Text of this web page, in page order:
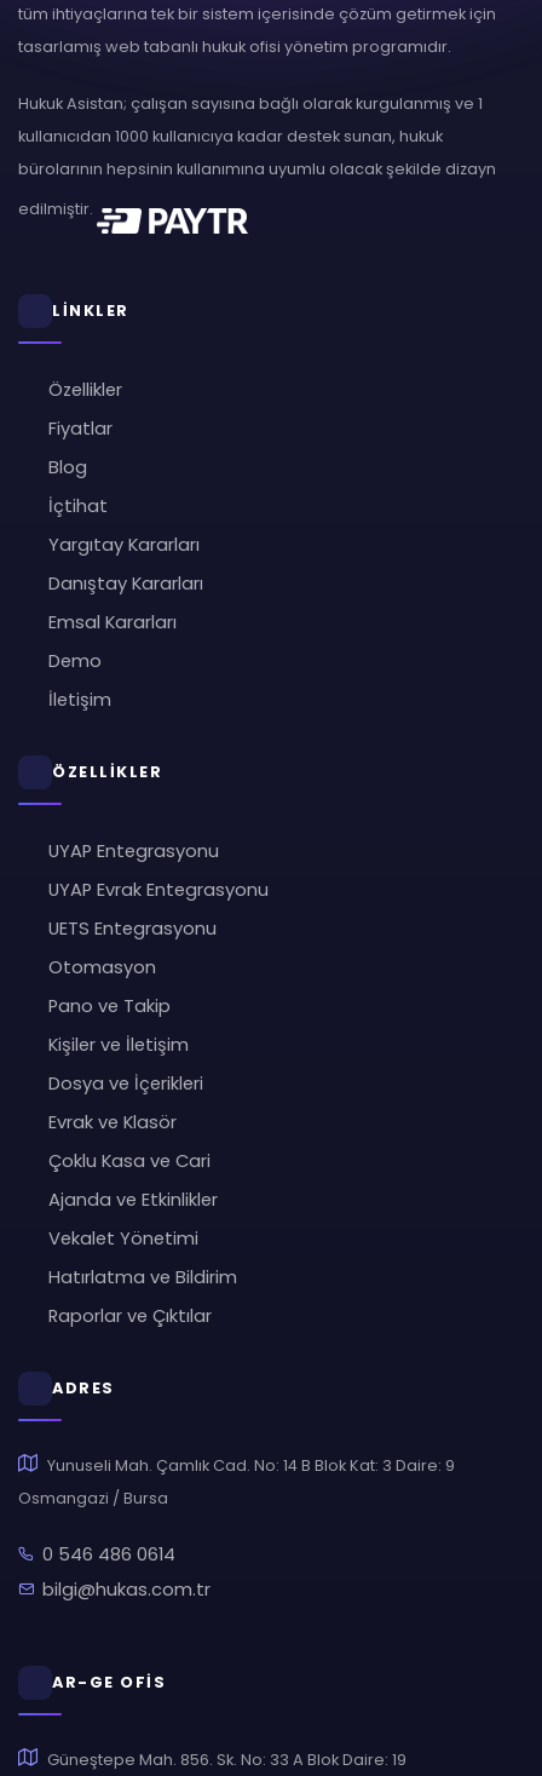
tüm ihtiyaçlarına tek bir sistem içerisinde çözüm getirmek için
tasarlamış web tabanlı hukuk ofisi yönetim programıdır.
Hukuk Asistan; çalışan sayısına bağlı olarak kurgulanmış ve 1
kullanıcıdan 1000 kullanıcıya kadar destek sunan, hukuk
bürolarının hepsinin kullanımına uyumlu olacak şekilde dizayn
edilmiştir.
LİNKLER
Özellikler
Fiyatlar
Blog
İçtihat
Yargıtay Kararları
Danıştay Kararları
Emsal Kararları
Demo
İletişim
ÖZELLİKLER
UYAP Entegrasyonu
UYAP Evrak Entegrasyonu
UETS Entegrasyonu
Otomasyon
Pano ve Takip
Kişiler ve İletişim
Dosya ve İçerikleri
Evrak ve Klasör
Çoklu Kasa ve Cari
Ajanda ve Etkinlikler
Vekalet Yönetimi
Hatırlatma ve Bildirim
Raporlar ve Çıktılar
ADRES
Yunuseli Mah. Çamlık Cad. No: 14 B Blok Kat: 3 Daire: 9
Osmangazi / Bursa
0 546 486 0614
bilgi@hukas.com.tr
AR-GE OFİS
Güneştepe Mah. 856. Sk. No: 33 A Blok Daire: 19